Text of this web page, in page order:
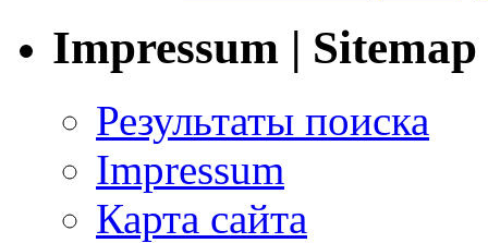
Impressum | Sitemap
Результаты поиска
Impressum
Карта сайта